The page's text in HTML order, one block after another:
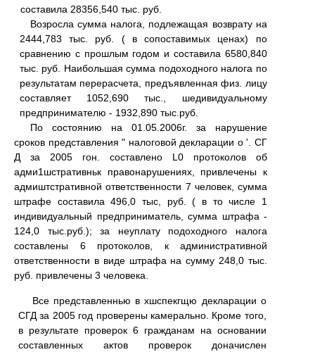
составила 28356,540 тыс. руб.
Возросла сумма налога, подлежащая возврату на
2444,783 тыс. руб. ( в сопоставимых ценах) по
сравнению с прошлым годом и составила 6580,840
тыс. руб. Наибольшая сумма подоходного налога по
результатам перерасчета, предъявленная физ. лицу
составляет 1052,690 тыс., шедивидуальному
предпринимателю - 1932,890 тыс.руб.
По состоянию на 01.05.2006г. за нарушение
сроков представления " налоговой декларации о '. СГ
Д за 2005 гон. составлено L0 протоколов об
адми1шстративньк правонарушениях, привлечены к
адмиштстративной ответственности 7 человек, сумма
штрафе составила 496,0 тыс, руб. ( в то числе 1
индивидуальный предприниматель, сумма штрафа -
124,0 тыс.руб.); за неуплату подоходного налога
составлены 6 протоколов, к административной
ответственности в виде штрафа на сумму 248,0 тыс.
руб. привлечены 3 человека.
Все представленнью в хшспекгщю декларации о
СГД за 2005 год проверены камерально. Кроме того,
в результате проверок 6 гражданам на основании
составленных актов проверок доначислен